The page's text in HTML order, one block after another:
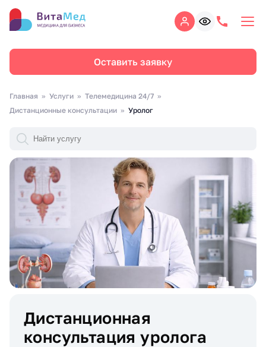
Оставить заявку
Главная Услуги
Телемедицина 24/7
Дистанционные консультации
Уролог
Дистанционная
консультация уролога